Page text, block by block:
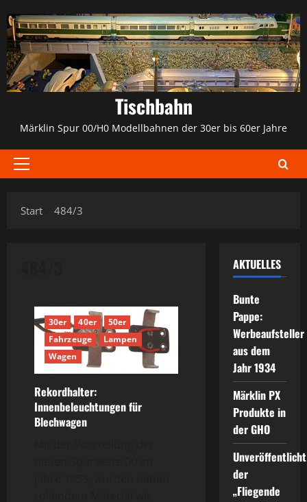
Inhalt
springen
Tischbahn
Märklin Spur 00/H0 Modellbahnen der 30er bis 60er Jahre
Primäres
Start
484/3
30er 40er
50er
Fahrzeuge
Lampen
Wagen
Rekordhalter:
Innenbeleuchtungen für
Blechwagen
AKTUELLES
Bunte
Pappe:
Werbeaufsteller
aus dem
Jahr 1934
Märklin PX
Produkte in
der GHO
der
„Fliegende